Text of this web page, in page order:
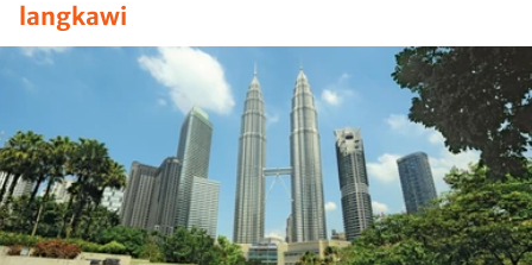
langkawi